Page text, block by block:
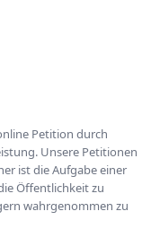
Petition durch
Unsere Petitionen
ist die Aufgabe einer
Öffentlichkeit zu
wahrgenommen zu